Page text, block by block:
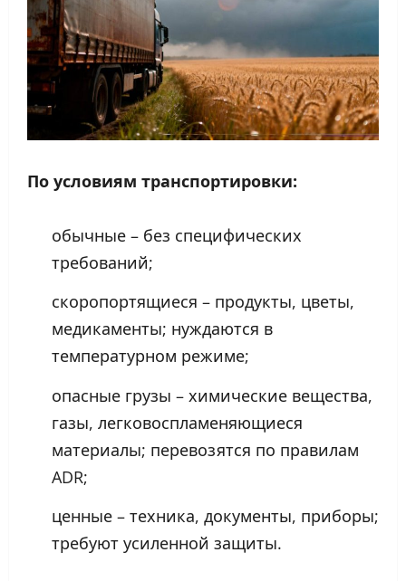
По условиям транспортировки:
обычные – без специфических
требований;
скоропортящиеся – продукты, цветы,
медикаменты; нуждаются в
температурном режиме;
опасные грузы – химические вещества,
газы, легковоспламеняющиеся
материалы; перевозятся по правилам
ADR;
ценные – техника, документы, приборы;
требуют усиленной защиты.